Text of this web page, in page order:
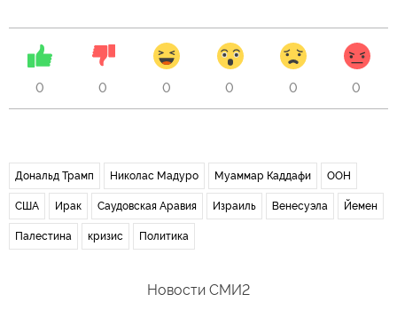
0 0 0 0 0 0
Дональд Трамп Николас Мадуро Муаммар Каддафи ООН
США Ирак Саудовская Аравия Израиль Венесуэла Йемен
Палестина кризис Политика
Новости СМИ2